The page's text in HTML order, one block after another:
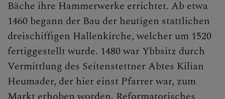
Bäche ihre Hammerwerke errichtet. Ab etwa
1460 begann der Bau der heutigen stattlichen
dreischiffigen Hallenkirche, welcher um 1520
fertiggestellt wurde. 1480 war Ybbsitz durch
Vermittlung des Seitenstettner Abtes Kilian
Heumader, der hier einst Pfarrer war, zum